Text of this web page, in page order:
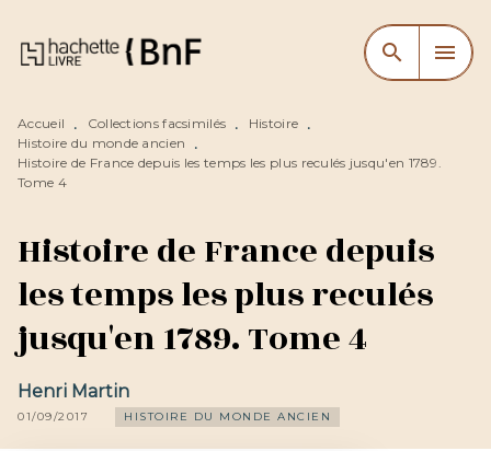
MENU RECHERCHE
CONTENU
search menu
Accueil • Collections facsimilés • Histoire •
Histoire du monde ancien
•
Histoire de France depuis les temps les plus reculés jusqu'en 1789.
Tome 4
Histoire de France depuis
les temps les plus reculés
jusqu'en 1789. Tome 4
Henri Martin
01/09/2017 HISTOIRE DU MONDE ANCIEN